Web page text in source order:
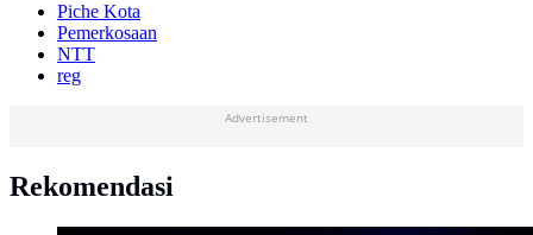
Piche Kota
Pemerkosaan
NTT
reg
Advertisement
Rekomendasi